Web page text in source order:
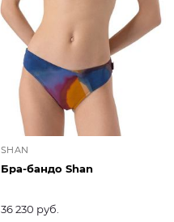
SHAN
Бра-бандо Shan
36 230 руб.